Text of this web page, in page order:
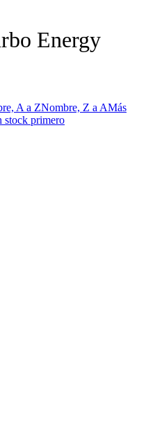
Energy
A a ZNombre, Z a AMás
stock primero